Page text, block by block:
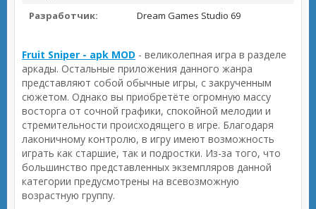
Разработчик:
Dream Games Studio 69
Fruit Sniper - apk MOD - великолепная игра в разделе
аркады. Остальные приложения данного жанра
представляют собой обычные игры, с закрученным
сюжетом. Однако вы приобретёте огромную массу
восторга от сочной графики, спокойной мелодии и
стремительности происходящего в игре. Благодаря
лаконичному контролю, в игру имеют возможность
играть как старшие, так и подростки. Из-за того, что
большинство представленных экземпляров данной
категории предусмотрены на всевозможную
возрастную группу.